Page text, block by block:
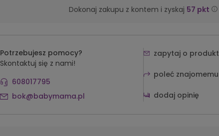
Dokonaj zakupu z kontem i zyskaj 57 pkt
Potrzebujesz pomocy?
Skontaktuj się z nami!
608017795
bok@babymama.pl
zapytaj o produkt
poleć znajomemu
dodaj opinię